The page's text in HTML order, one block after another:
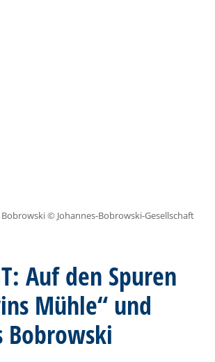
Bobrowski © Johannes-Bobrowski-Gesellschaft
Auf den Spuren
Mühle“ und
Bobrowski